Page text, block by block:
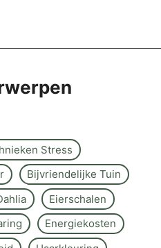
Stress
Bijvriendelijke Tuin
Eierschalen
Energiekosten